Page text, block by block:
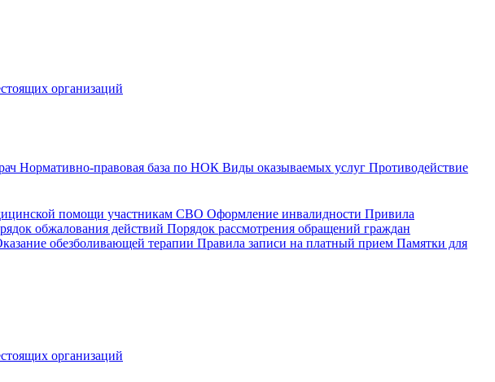
организаций
Нормативно-правовая база по НОК Виды оказываемых услуг Противодействие
помощи участникам СВО Оформление инвалидности Привила
обжалования действий Порядок рассмотрения обращений граждан
обезболивающей терапии Правила записи на платный прием Памятки для
организаций